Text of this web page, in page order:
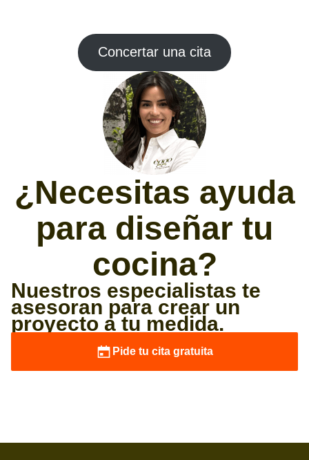
Concertar una cita
¿Necesitas ayuda
para diseñar tu
cocina?
Nuestros especialistas te
asesoran para crear un
proyecto a tu medida.
Pide tu cita gratuita